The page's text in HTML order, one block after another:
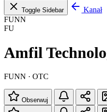
Toggle Sidebar
Kanał
FUNN
FU
Amfil
FUNN · OTC
Obserwuj